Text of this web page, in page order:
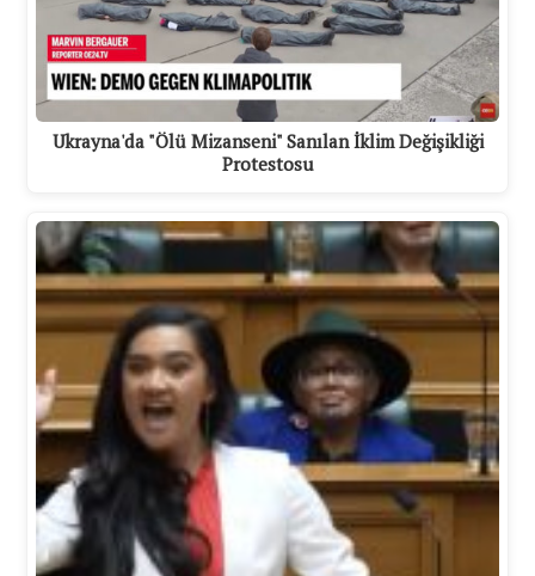
Ukrayna'da "Ölü Mizanseni" Sanılan İklim Değişikliği
Protestosu